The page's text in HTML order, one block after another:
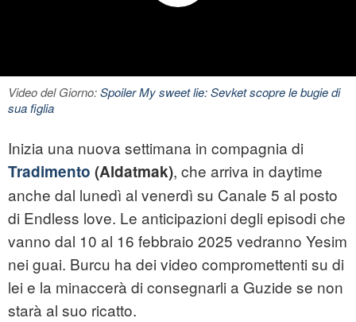
Video del Giorno:Spoiler My sweet lie: Sevket scopre le bugie di
sua figlia
Inizia una nuova settimana in compagnia di
Tradimento (Aldatmak), che arriva in daytime
anche dal lunedì al venerdì su Canale 5 al posto
di Endless love. Le anticipazioni degli episodi che
vanno dal 10 al 16 febbraio 2025 vedranno Yesim
nei guai. Burcu ha dei video compromettenti su di
lei e la minaccerà di consegnarli a Guzide se non
starà al suo ricatto.